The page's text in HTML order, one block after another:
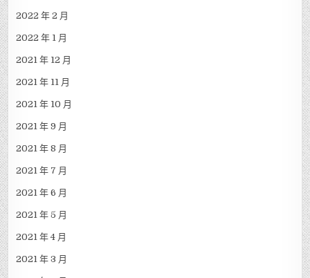
2022 年 2 月
2022 年 1 月
2021 年 12 月
2021 年 11 月
2021 年 10 月
2021 年 9 月
2021 年 8 月
2021 年 7 月
2021 年 6 月
2021 年 5 月
2021 年 4 月
2021 年 3 月